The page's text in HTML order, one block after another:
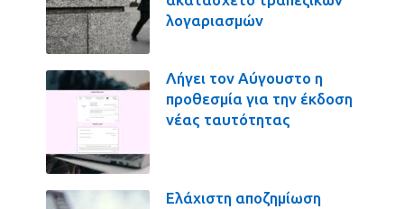
λογαριασμών
Λήγει τον Αύγουστο η
προθεσμία για την έκδοση
νέας ταυτότητας
Ελάχιστη αποζημίωση